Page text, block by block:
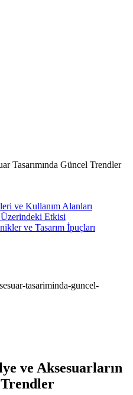
Tasarımında Güncel Trendler
ve Kullanım Alanları
Etkisi
ve Tasarım İpuçları
tasariminda-guncel-
ve Aksesuarların
Trendler